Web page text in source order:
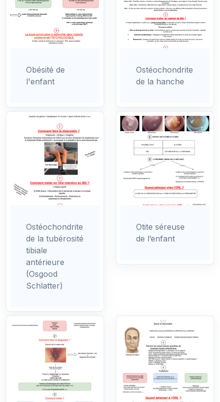
Obésité de
l'enfant
Ostéochondrite
de la hanche
Ostéochondrite
de la tubérosité
tibiale
antérieure
(Osgood
Schlatter)
Otite séreuse
de l’enfant